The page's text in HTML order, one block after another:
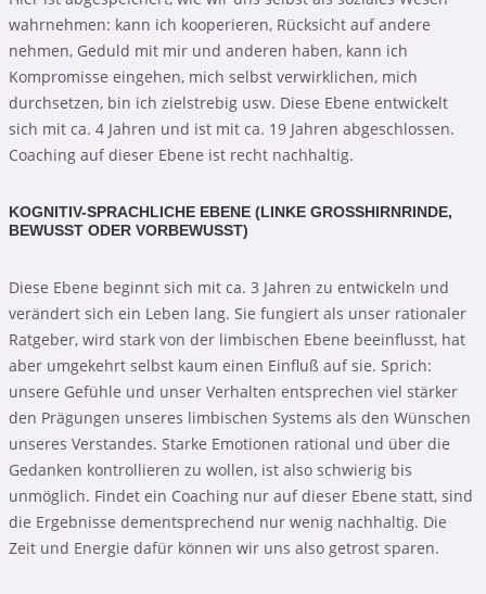
wahrnehmen: kann ich kooperieren, Rücksicht auf andere
nehmen, Geduld mit mir und anderen haben, kann ich
Kompromisse eingehen, mich selbst verwirklichen, mich
durchsetzen, bin ich zielstrebig usw. Diese Ebene entwickelt
sich mit ca. 4 Jahren und ist mit ca. 19 Jahren abgeschlossen.
Coaching auf dieser Ebene ist recht nachhaltig.
KOGNITIV-SPRACHLICHE EBENE (LINKE GROSSHIRNRINDE, B
EWUSST ODER VORBEWUSST)
Diese Ebene beginnt sich mit ca. 3 Jahren zu entwickeln und
verändert sich ein Leben lang. Sie fungiert als unser rationaler
Ratgeber, wird stark von der limbischen Ebene beeinflusst, hat
aber umgekehrt selbst kaum einen Einfluß auf sie. Sprich:
unsere Gefühle und unser Verhalten entsprechen viel stärker
den Prägungen unseres limbischen Systems als den Wünschen
unseres Verstandes. Starke Emotionen rational und über die
Gedanken kontrollieren zu wollen, ist also schwierig bis
unmöglich. Findet ein Coaching nur auf dieser Ebene statt, sind
die Ergebnisse dementsprechend nur wenig nachhaltig. Die
Zeit und Energie dafür können wir uns also getrost sparen.